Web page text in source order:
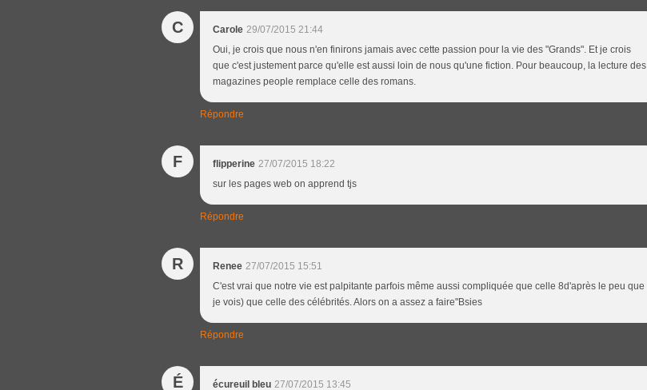
C Carole 29/07/2015 21:44
Oui, je crois que nous n'en finirons jamais avec cette passion pour la vie des "Grands". Et je crois
que c'est justement parce qu'elle est aussi loin de nous qu'une fiction. Pour beaucoup, la lecture des
magazines people remplace celle des romans.
Répondre
F flipperine 27/07/2015 18:22
sur les pages web on apprend tjs
Répondre
R Renee 27/07/2015 15:51
C'est vrai que notre vie est palpitante parfois même aussi compliquée que celle 8d'après le peu que
je vois) que celle des célébrités. Alors on a assez a faire"Bsies
Répondre
É écureuil bleu 27/07/2015 13:45